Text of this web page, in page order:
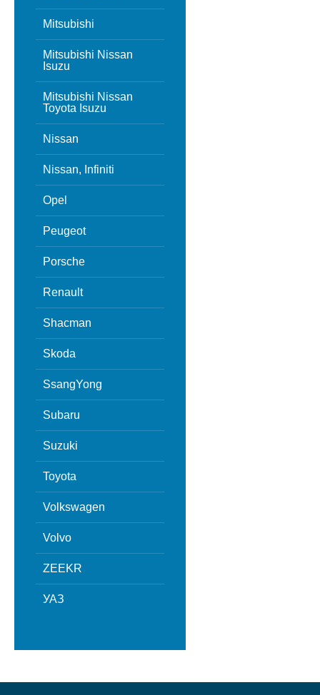
Mitsubishi
Mitsubishi Nissan
Isuzu
Mitsubishi Nissan
Toyota Isuzu
Nissan
Nissan, Infiniti
Opel
Peugeot
Porsche
Renault
Shacman
Skoda
SsangYong
Subaru
Suzuki
Toyota
Volkswagen
Volvo
ZEEKR
УАЗ